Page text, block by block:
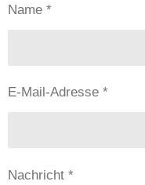
Name *
E-Mail-Adresse *
Nachricht *